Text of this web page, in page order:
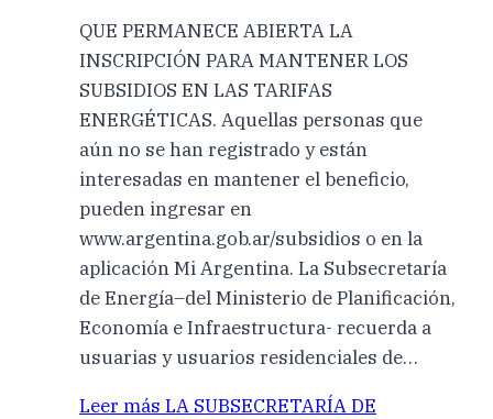
QUE PERMANECE ABIERTA LA
INSCRIPCIÓN PARA MANTENER LOS
SUBSIDIOS EN LAS TARIFAS
ENERGÉTICAS. Aquellas personas que
aún no se han registrado y están
interesadas en mantener el beneficio,
pueden ingresar en
www.argentina.gob.ar/subsidios o en la
aplicación Mi Argentina. La Subsecretaría
de Energía–del Ministerio de Planificación,
Economía e Infraestructura- recuerda a
usuarias y usuarios residenciales de…
Leer más LA SUBSECRETARÍA DE